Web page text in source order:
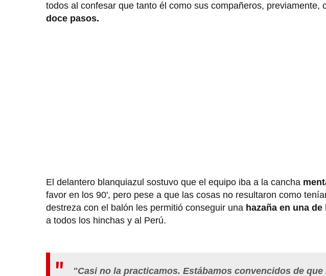
todos al confesar que tanto él como sus compañeros, previamente,
doce pasos.
El delantero blanquiazul sostuvo que el equipo iba a la cancha
favor en los 90', pero pese a que las cosas no resultaron como
destreza con el balón les permitió conseguir una hazaña en una
a todos los hinchas y al Perú.
"Casi no la practicamos. Estábamos convencidos de